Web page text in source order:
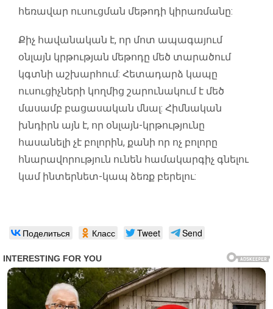
հեռավար ուսուցման մեթոդի կիրառմանը:
Քիչ հավանական է, որ մոտ ապագայում
օնլայն կրթության մեթոդը մեծ տարածում
կգտնի աշխարհում: Հետադարձ կապը
ուսուցիչների կողմից շարունակում է մեծ
մասամբ բացասական մնալ: Հիմնական
խնդիրն այն է, որ օնլայն-կրթությունը
հասանելի չէ բոլորին, քանի որ ոչ բոլորը
հնարավորություն ունեն համակարգիչ գնելու
կամ ինտերնետ-կապ ձեռք բերելու:
Поделиться Класс Tweet Send